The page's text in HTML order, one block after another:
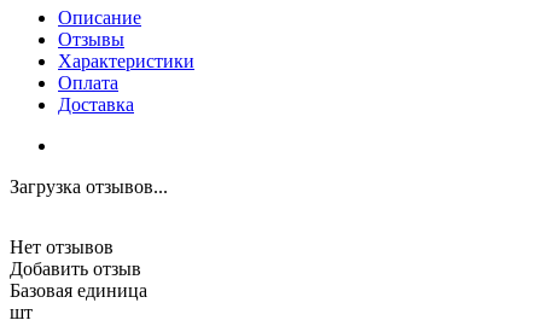
Описание
Отзывы
Характеристики
Оплата
Доставка
Загрузка отзывов...
Нет отзывов
Добавить отзыв
Базовая единица
шт